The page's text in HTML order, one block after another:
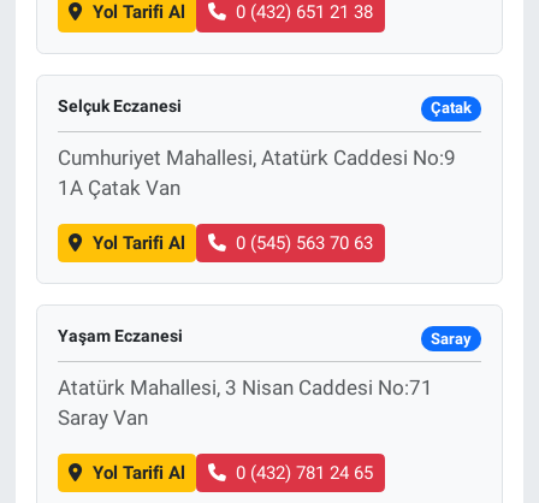
Yol Tarifi Al 0 (432) 651 21 38
Selçuk Eczanesi Çatak
Cumhuriyet Mahallesi, Atatürk Caddesi No:9
1A Çatak Van
Yol Tarifi Al 0 (545) 563 70 63
Yaşam Eczanesi Saray
Atatürk Mahallesi, 3 Nisan Caddesi No:71
Saray Van
Yol Tarifi Al 0 (432) 781 24 65